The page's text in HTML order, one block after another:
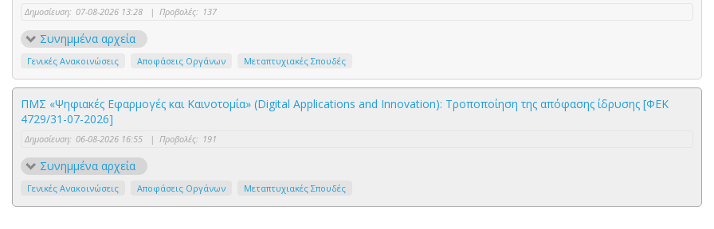
Δημοσίευση: 07-08-2026 13:28 | Προβολές: 137
Συνημμένα αρχεία
Γενικές Ανακοινώσεις Αποφάσεις Οργάνων Μεταπτυχιακές Σπουδές
ΠΜΣ «Ψηφιακές Εφαρμογές και Καινοτομία» (Digital Applications and Innovation): Τροποποίηση της απόφασης ίδρυσης [ΦΕΚ
4729/31-07-2026]
Δημοσίευση: 06-08-2026 16:55 | Προβολές: 191
Συνημμένα αρχεία
Γενικές Ανακοινώσεις Αποφάσεις Οργάνων Μεταπτυχιακές Σπουδές